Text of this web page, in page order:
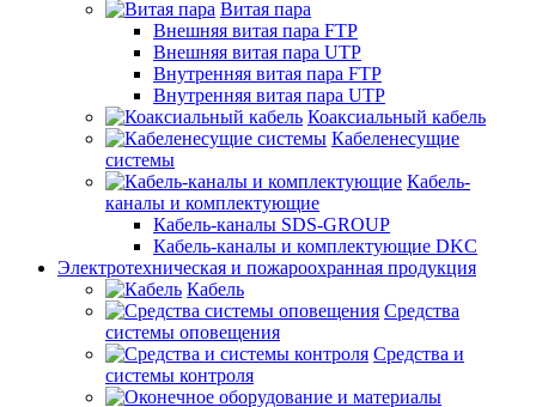
Витая пара
Внешняя витая пара FTP
Внешняя витая пара UTP
Внутренняя витая пара FTP
Внутренняя витая пара UTP
Коаксиальный кабель
Кабеленесущие
системы
Кабель-
каналы и комплектующие
Кабель-каналы SDS-GROUP
Кабель-каналы и комплектующие DKC
Электротехническая и пожароохранная продукция
Кабель
Средства
системы оповещения
Средства и
системы контроля